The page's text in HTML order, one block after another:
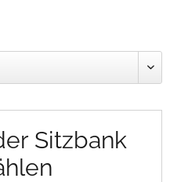
Sitzbank